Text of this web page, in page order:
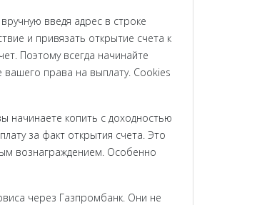
введя адрес в строке
и привязать открытие счета к
Поэтому всегда начинайте
права на выплату. Cookies
начинаете копить с доходностью
за факт открытия счета. Это
вознаграждением. Особенно
через Газпромбанк. Они не